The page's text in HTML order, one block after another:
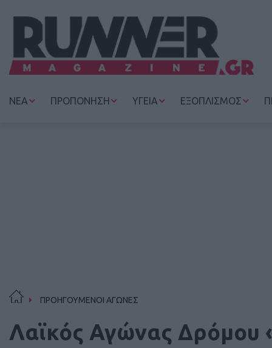
ΝΕΑ ΠΡΟΠΟΝΗΣΗ ΥΓΕΙΑ ΕΞΟΠΛΙΣΜΟΣ
ΠΡΟΗΓΟΥΜΕΝΟΙ ΑΓΩΝΕΣ
Λαϊκός Αγώνας Δρόμου